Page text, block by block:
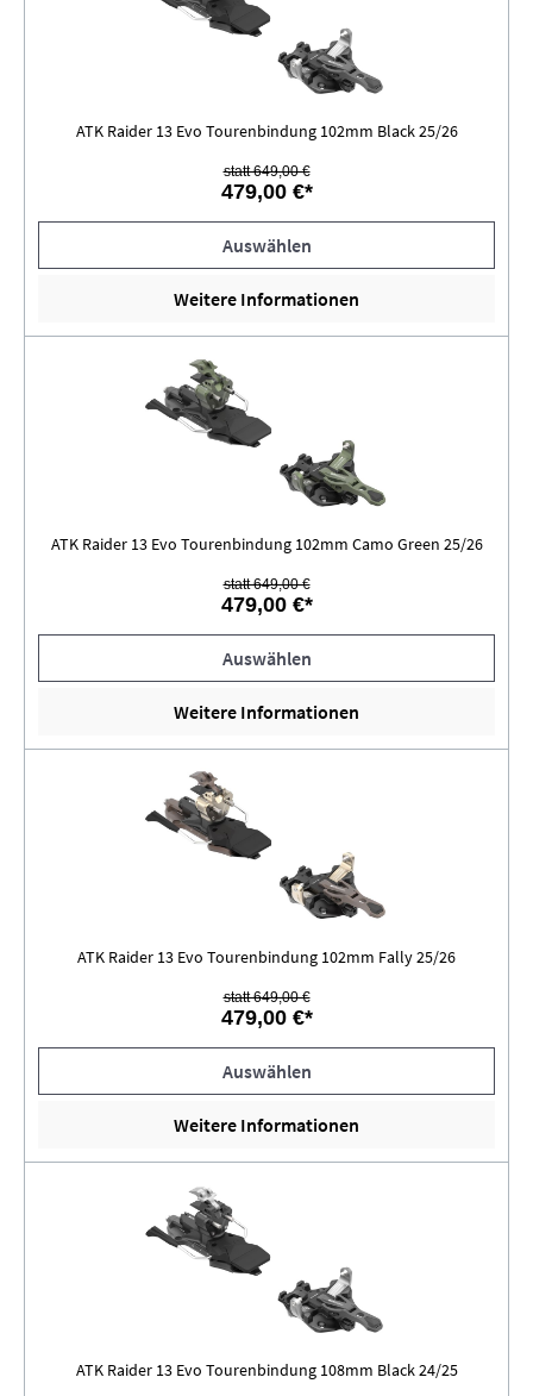
ATK Raider 13 Evo Tourenbindung 102mm Black 25/26
statt 649,00 €
479,00 €*
Auswählen
Weitere Informationen
ATK Raider 13 Evo Tourenbindung 102mm Camo Green 25/26
statt 649,00 €
479,00 €*
Auswählen
Weitere Informationen
ATK Raider 13 Evo Tourenbindung 102mm Fally 25/26
statt 649,00 €
479,00 €*
Auswählen
Weitere Informationen
ATK Raider 13 Evo Tourenbindung 108mm Black 24/25